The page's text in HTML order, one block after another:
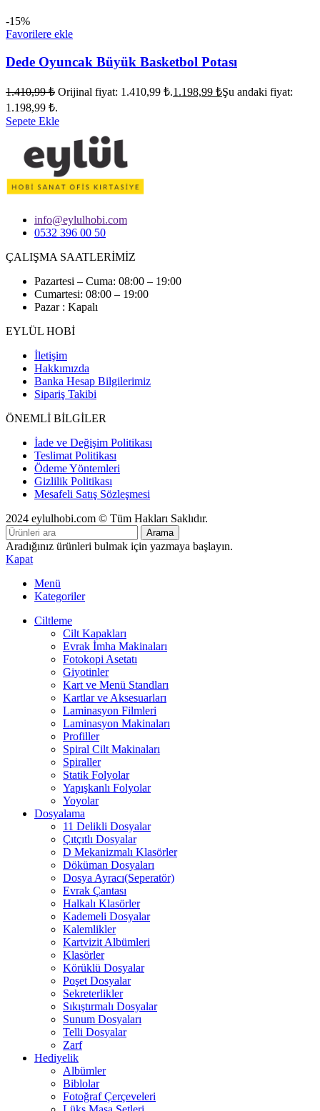
-15%
Favorilere ekle
Dede Oyuncak Büyük Basketbol Potası
1.410,99₺ Orijinal fiyat: 1.410,99 ₺.1.198,99 ₺Şu andaki fiyat:
1.198,99 ₺.
Sepete Ekle
info@eylulhobi.com
0532 396 00 50
ÇALIŞMA SAATLERİMİZ
Pazartesi – Cuma: 08:00 – 19:00
Cumartesi: 08:00 – 19:00
Pazar : Kapalı
EYLÜL HOBİ
İletişim
Hakkımızda
Banka Hesap Bilgilerimiz
Sipariş Takibi
ÖNEMLİ BİLGİLER
İade ve Değişim Politikası
Teslimat Politikası
Ödeme Yöntemleri
Gizlilik Politikası
Mesafeli Satış Sözleşmesi
2024 eylulhobi.com © Tüm Hakları Saklıdır.
Arama
Aradığınız ürünleri bulmak için yazmaya başlayın.
Kapat
Menü
Kategoriler
Ciltleme
Cilt Kapakları
Evrak İmha Makinaları
Fotokopi Asetatı
Giyotinler
Kart ve Menü Standları
Kartlar ve Aksesuarları
Laminasyon Filmleri
Laminasyon Makinaları
Profiller
Spiral Cilt Makinaları
Spiraller
Statik Folyolar
Yapışkanlı Folyolar
Yoyolar
Dosyalama
11 Delikli Dosyalar
Çıtçıtlı Dosyalar
D Mekanizmalı Klasörler
Döküman Dosyaları
Dosya Ayracı(Seperatör)
Evrak Çantası
Halkalı Klasörler
Kademeli Dosyalar
Kalemlikler
Kartvizit Albümleri
Klasörler
Körüklü Dosyalar
Poşet Dosyalar
Sekreterlikler
Sıkıştırmalı Dosyalar
Sunum Dosyaları
Telli Dosyalar
Zarf
Hediyelik
Albümler
Biblolar
Fotoğraf Çerçeveleri